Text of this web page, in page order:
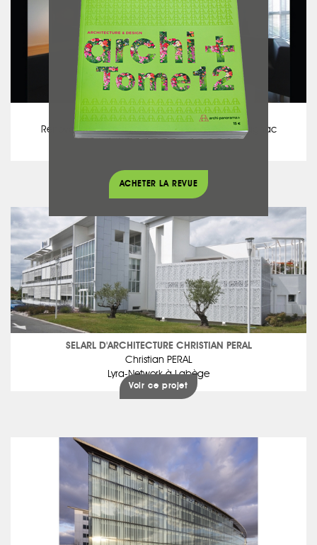
Daniel MORICE
Rénovation des bureaux de la société ATR à Blagnac
SELARL D'ARCHITECTURE CHRISTIAN PERAL
Christian PERAL
Lyra-Network à Labège
Voir ce projet
ACHETER LA REVUE